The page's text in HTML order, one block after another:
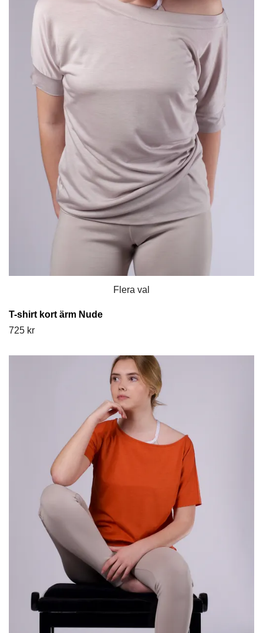
Flera val
T-shirt kort ärm Nude
725 kr